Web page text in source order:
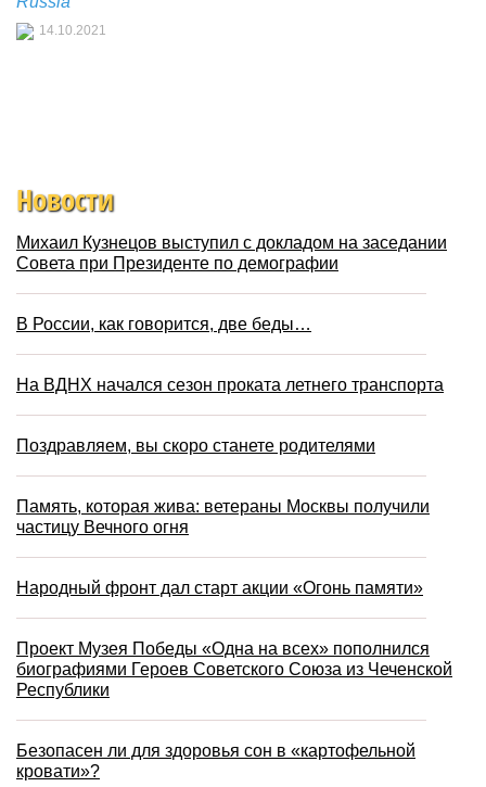
14.10.2021
Новости
Михаил Кузнецов выступил с докладом на заседании
Совета при Президенте по демографии
В России, как говорится, две беды…
На ВДНХ начался сезон проката летнего транспорта
Поздравляем, вы скоро станете родителями
Память, которая жива: ветераны Москвы получили
частицу Вечного огня
Народный фронт дал старт акции «Огонь памяти»
Проект Музея Победы «Одна на всех» пополнился
биографиями Героев Советского Союза из Чеченской
Республики
Безопасен ли для здоровья сон в «картофельной
кровати»?